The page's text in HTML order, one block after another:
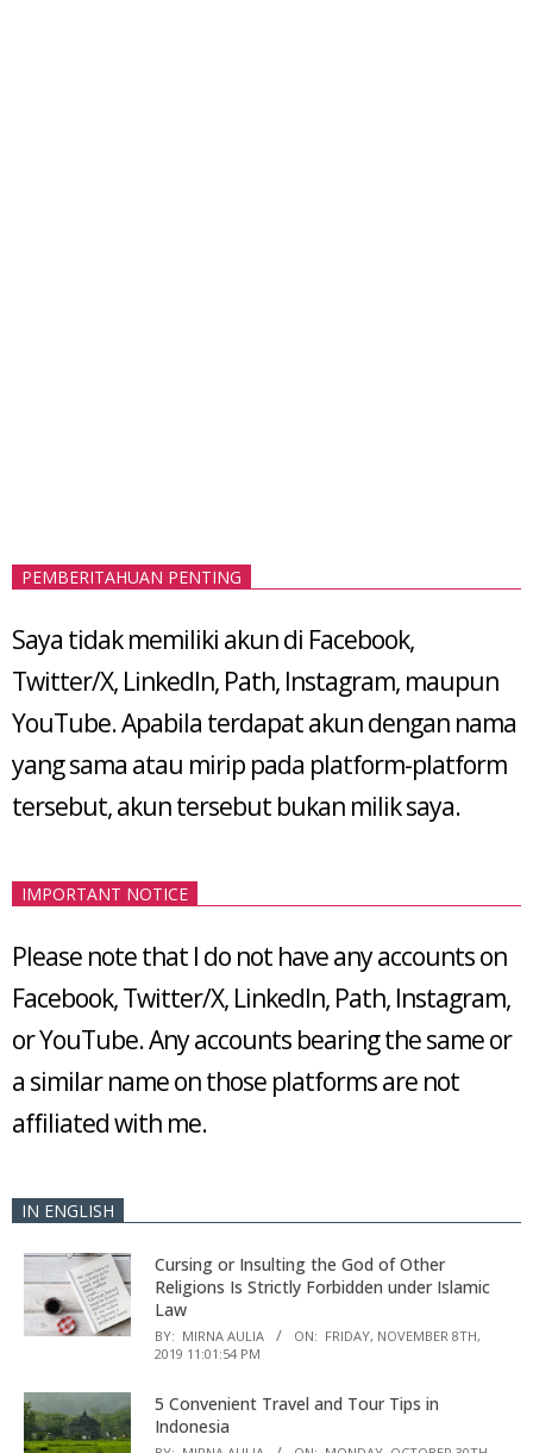
PEMBERITAHUAN PENTING
Saya tidak memiliki akun di Facebook,
Twitter/X, LinkedIn, Path, Instagram, maupun
YouTube. Apabila terdapat akun dengan nama
yang sama atau mirip pada platform-platform
tersebut, akun tersebut bukan milik saya.
IMPORTANT NOTICE
Please note that I do not have any accounts on
Facebook, Twitter/X, LinkedIn, Path, Instagram,
or YouTube. Any accounts bearing the same or
a similar name on those platforms are not
affiliated with me.
IN ENGLISH
Cursing or Insulting the God of Other
Religions Is Strictly Forbidden under Islamic
Law
BY: MIRNA AULIA ON: FRIDAY, NOVEMBER 8TH,
2019 11:01:54 PM
5 Convenient Travel and Tour Tips in
Indonesia